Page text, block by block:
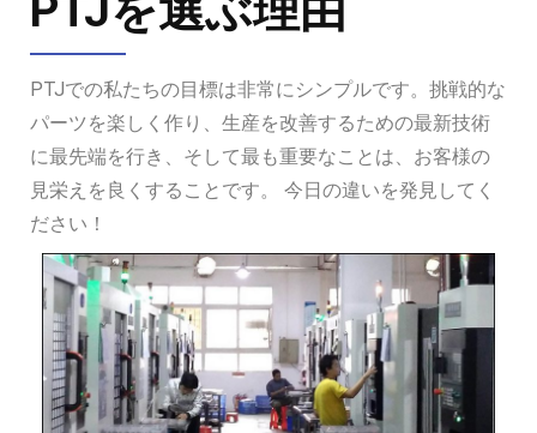
紫外線 塗料
ステンレス鋼の切削における加工硬化を防
へら 絞り 加工 と は
チタン鋳造とは: プロセス、用途、温度、価
プロトタイプ射出成形: 究極のガイド
カスタムメカニカルキーボードはなぜ人気
CNC加工サービスによるCCTV機器アクセ
カスタムバイクのパーツを近くで入手する
CNC加工が精密部品業界を変える
複雑な部品の精密加工時の注意点
PTJでの私たちの目標は非常にシンプルです。挑戦的な
パーツを楽しく作り、生産を改善するための最新技術
に最先端を行き、そして最も重要なことは、お客様の
見栄えを良くすることです。 今日の違いを発見してく
ださい！